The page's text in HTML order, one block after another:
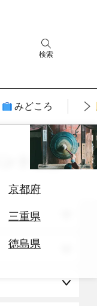
検索
みどころ
京都府
三重県
徳島県
ト体験 ×